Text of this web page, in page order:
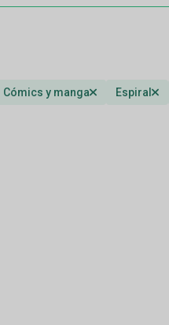
Cómics y manga Espiral